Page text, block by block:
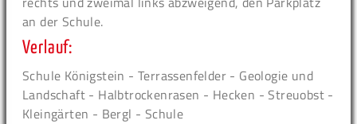
an der Schule.
Verlauf:
Schule Königstein - Terrassenfelder - Geologie und
Landschaft - Halbtrockenrasen - Hecken - Streuobst -
Kleingärten - Bergl - Schule